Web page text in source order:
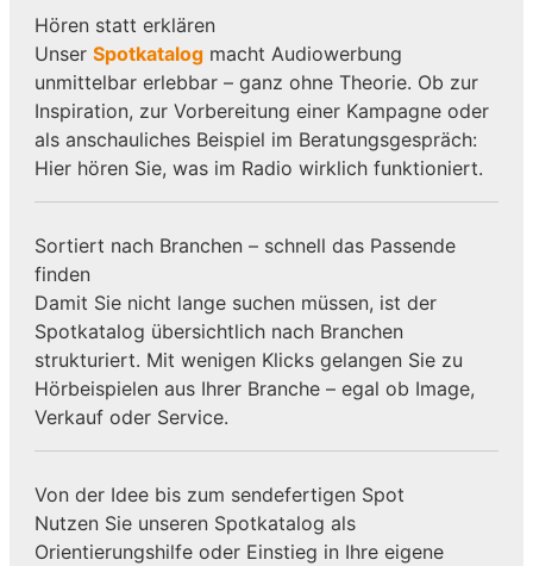
Hören statt erklären
Unser Spotkatalogmacht Audiowerbung
unmittelbar erlebbar – ganz ohne Theorie. Ob zur
Inspiration, zur Vorbereitung einer Kampagne oder
als anschauliches Beispiel im Beratungsgespräch:
Hier hören Sie, was im Radio wirklich funktioniert.
Sortiert nach Branchen – schnell das Passende
finden
Damit Sie nicht lange suchen müssen, ist der
Spotkatalog übersichtlich nach Branchen
strukturiert. Mit wenigen Klicks gelangen Sie zu
Hörbeispielen aus Ihrer Branche – egal ob Image,
Verkauf oder Service.
Von der Idee bis zum sendefertigen Spot
Nutzen Sie unseren Spotkatalog als
Orientierungshilfe oder Einstieg in Ihre eigene